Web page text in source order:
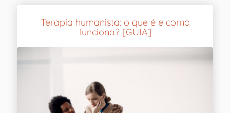
Terapia humanista: o que é e como
funciona? [GUIA]